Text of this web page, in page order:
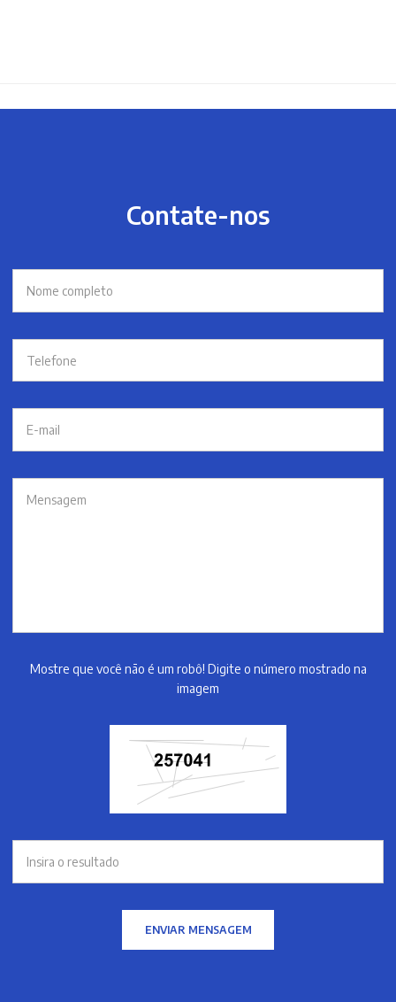
Contate-nos
Mostre que você não é um robô! Digite o número mostrado na
imagem
ENVIAR MENSAGEM